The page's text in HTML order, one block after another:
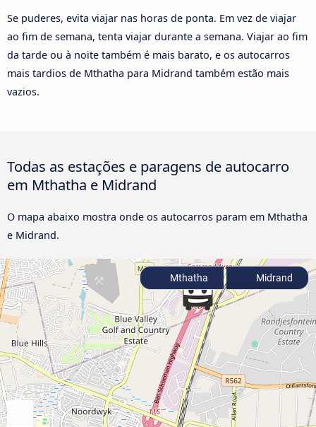
Se puderes, evita viajar nas horas de ponta. Em vez de viajar
ao fim de semana, tenta viajar durante a semana. Viajar ao fim
da tarde ou à noite também é mais barato, e os autocarros
mais tardios de Mthatha para Midrand também estão mais
vazios.
Todas as estações e paragens de autocarro
em Mthatha e Midrand
O mapa abaixo mostra onde os autocarros param em Mthatha
e Midrand.
Mthatha Midrand